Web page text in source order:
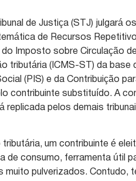
de Justiça (STJ) julgará
de Recursos
Imposto sobre Circulação
tributária (ICMS-ST) da base
(PIS) e da Contribuição
contribuinte substituído. A
replicada pelos demais
tributária, um contribuinte é
de consumo, ferramenta útil
muito pulverizados. Contudo,